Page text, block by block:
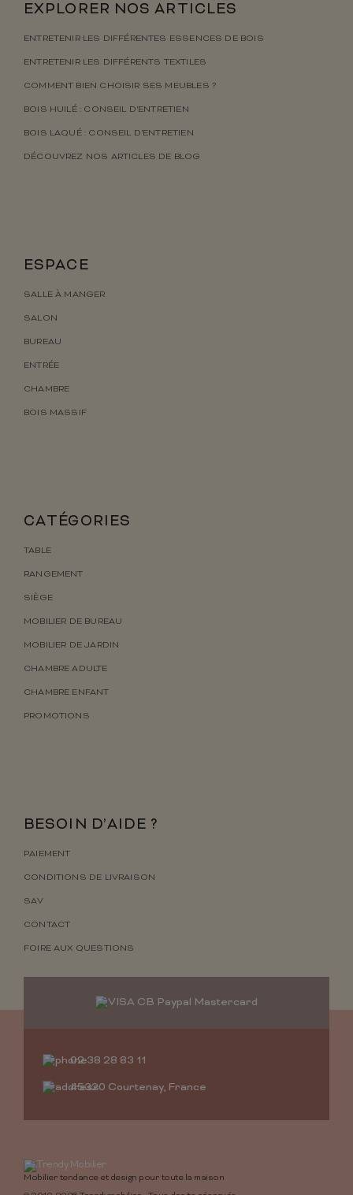
EXPLORER NOS ARTICLES
ENTRETENIR LES DIFFÉRENTES ESSENCES DE BOIS
ENTRETENIR LES DIFFÉRENTS TEXTILES
COMMENT BIEN CHOISIR SES MEUBLES ?
BOIS HUILÉ : CONSEIL D’ENTRETIEN
BOIS LAQUÉ : CONSEIL D’ENTRETIEN
DÉCOUVREZ NOS ARTICLES DE BLOG
ESPACE
SALLE À MANGER
SALON
BUREAU
ENTRÉE
CHAMBRE
BOIS MASSIF
CATÉGORIES
TABLE
RANGEMENT
SIÈGE
MOBILIER DE BUREAU
MOBILIER DE JARDIN
CHAMBRE ADULTE
CHAMBRE ENFANT
PROMOTIONS
BESOIN D’AIDE ?
PAIEMENT
CONDITIONS DE LIVRAISON
SAV
CONTACT
FOIRE AUX QUESTIONS
02 38 28 83 11
45320 Courtenay, France
Mobilier tendance et design pour toute la maison